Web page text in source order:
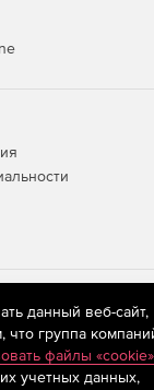
на основе
сведений,
сети
данный веб-сайт,
что группа
файлы «cookie»
учетных данных,